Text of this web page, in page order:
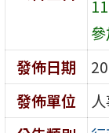
發佈日期
發佈單位